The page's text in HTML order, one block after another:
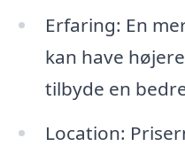
Erfaring: En
kan have
tilbyde en
Location: